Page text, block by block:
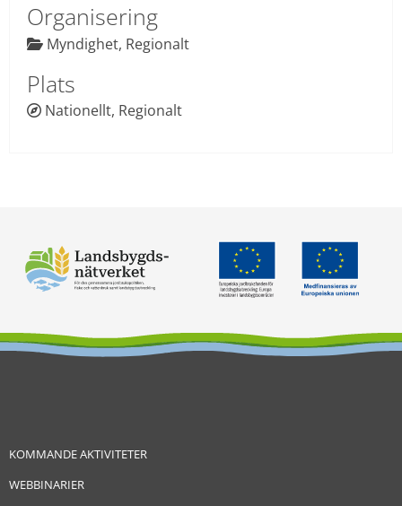
Organisering
 Myndighet, Regionalt
Plats
 Nationellt, Regionalt
KOMMANDE AKTIVITETER
WEBBINARIER